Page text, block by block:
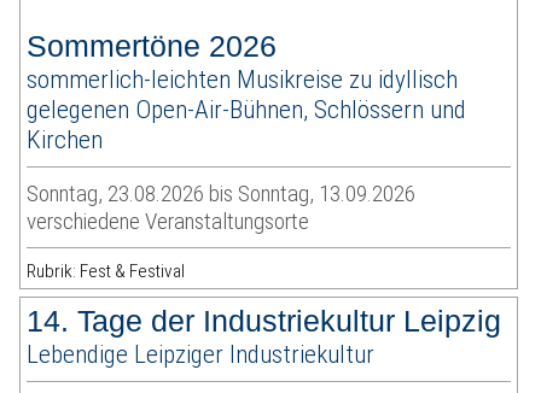
Sommertöne 2026
sommerlich-leichten Musikreise zu idyllisch
gelegenen Open-Air-Bühnen, Schlössern und
Kirchen
Sonntag, 23.08.2026 bis Sonntag, 13.09.2026
verschiedene Veranstaltungsorte
Rubrik: Fest & Festival
14. Tage der Industriekultur Leipzig
Lebendige Leipziger Industriekultur